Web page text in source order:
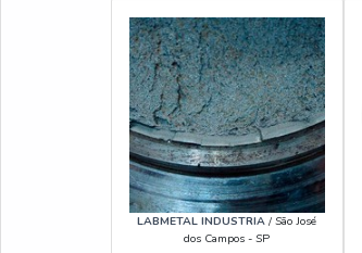
LABMETAL INDUSTRIA / São José
dos Campos - SP